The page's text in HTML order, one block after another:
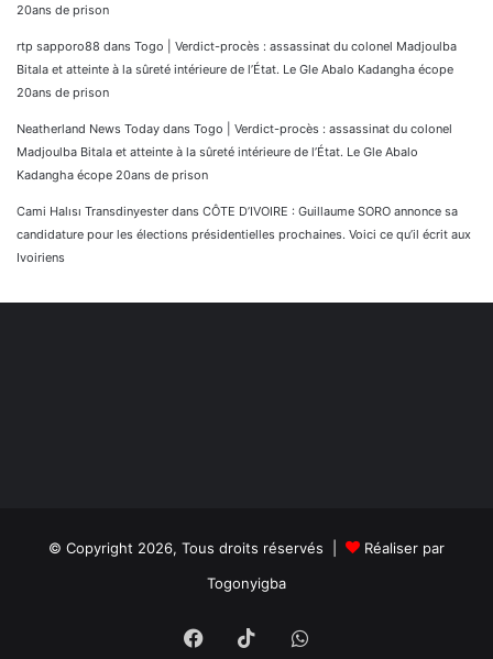
20ans de prison
rtp sapporo88 dans Togo | Verdict-procès : assassinat du colonel Madjoulba
Bitala et atteinte à la sûreté intérieure de l’État. Le Gle Abalo Kadangha écope
20ans de prison
Neatherland News Today dans Togo | Verdict-procès : assassinat du colonel
Madjoulba Bitala et atteinte à la sûreté intérieure de l’État. Le Gle Abalo
Kadangha écope 20ans de prison
Cami Halısı Transdinyester dans CÔTE D’IVOIRE : Guillaume SORO annonce sa
candidature pour les élections présidentielles prochaines. Voici ce qu’il écrit aux
Ivoiriens
© Copyright 2026, Tous droits réservés |
Réaliser par
Togonyigba
Facebook
TikTokWhatsApp